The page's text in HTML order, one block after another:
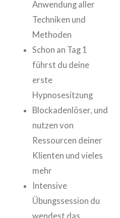
Anwendung aller
Techniken und
Methoden
Schon an Tag 1
führst du deine
erste
Hypnosesitzung
Blockadenlöser, und
nutzen von
Ressourcen deiner
Klienten und vieles
mehr
Intensive
Übungssession du
wendest das